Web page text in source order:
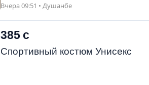
Вчера 09:51 • Душанбе
385 с
Спортивный костюм Унисекс